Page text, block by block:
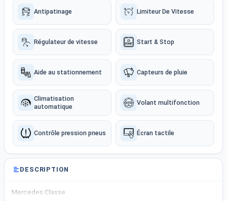
Antipatinage Limiteur De Vitesse
Régulateur de vitesse Start & Stop
Aide au stationnement Capteurs de pluie
Climatisation
automatique
Volant multifonction
Contrôle pression pneus Écran tactile
DESCRIPTION
Mercedes Classe